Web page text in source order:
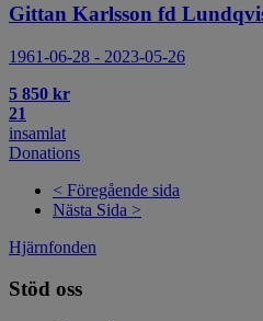
Gittan Karlsson fd
1961-06-28 - 2023-05-26
5 850 kr
21
insamlat
Donations
< Föregående sida
Nästa Sida >
Hjärnfonden
Stöd oss